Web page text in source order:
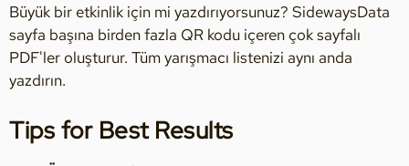
Büyük bir etkinlik için mi yazdırıyorsunuz? SidewaysData
sayfa başına birden fazla QR kodu içeren çok sayfalı
PDF'ler oluşturur. Tüm yarışmacı listenizi aynı anda
yazdırın.
Tips for Best Results